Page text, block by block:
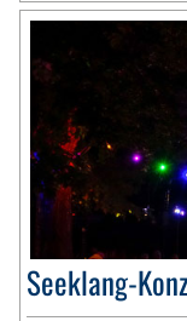
Seeklang-